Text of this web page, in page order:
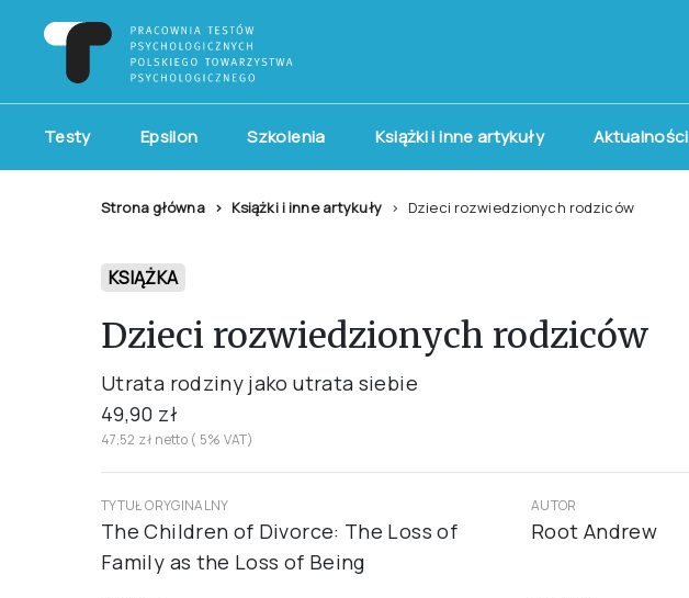
Testy Epsilon Szkolenia Książki i inne artykuły Aktualności
Strona główna Książki i inne artykuły Dzieci rozwiedzionych rodziców
KSIĄŻKA
Dzieci rozwiedzionych rodziców
Utrata rodziny jako utrata siebie
49,90 zł
47,52 zł netto ( 5% VAT)
TYTUŁ ORYGINALNY
The Children of Divorce: The Loss of
Family as the Loss of Being
AUTOR
Root Andrew